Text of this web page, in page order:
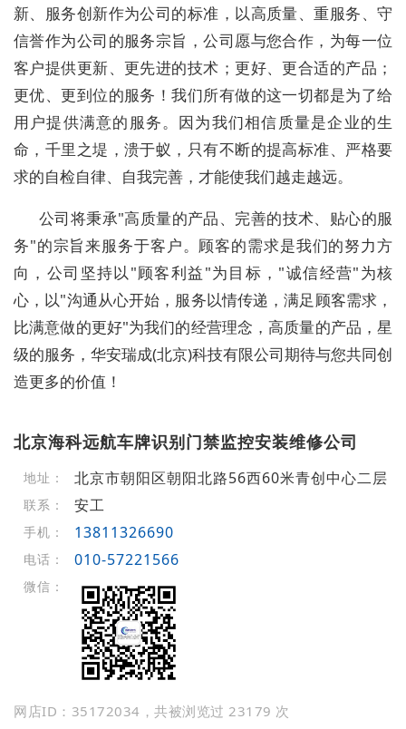
新、服务创新作为公司的标准，以高质量、重服务、守
信誉作为公司的服务宗旨，公司愿与您合作，为每一位
客户提供更新、更先进的技术；更好、更合适的产品；
更优、更到位的服务！我们所有做的这一切都是为了给
用户提供满意的服务。因为我们相信质量是企业的生
命，千里之堤，溃于蚁，只有不断的提高标准、严格要
求的自检自律、自我完善，才能使我们越走越远。
公司将秉承"高质量的产品、完善的技术、贴心的服
务"的宗旨来服务于客户。顾客的需求是我们的努力方
向，公司坚持以"顾客利益"为目标，"诚信经营"为核
心，以"沟通从心开始，服务以情传递，满足顾客需求，
比满意做的更好"为我们的经营理念，高质量的产品，星
级的服务，华安瑞成(北京)科技有限公司期待与您共同创
造更多的价值！
北京海科远航车牌识别门禁监控安装维修公司
地址： 北京市朝阳区朝阳北路56西60米青创中心二层
联系： 安工
手机： 13811326690
电话： 010-57221566
微信：
网店ID：35172034，共被浏览过 23179 次